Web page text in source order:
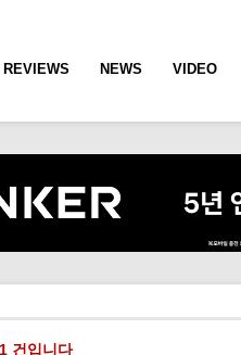
REVIEWS NEWS VIDEO
건입니다